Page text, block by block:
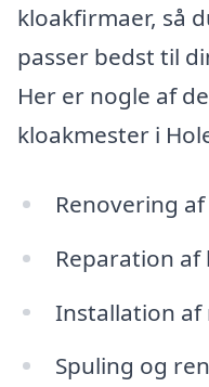
kloakfirmaer, så
passer bedst til
Her er nogle af
kloakmester i
Renovering
Reparation
Installation
Spuling og